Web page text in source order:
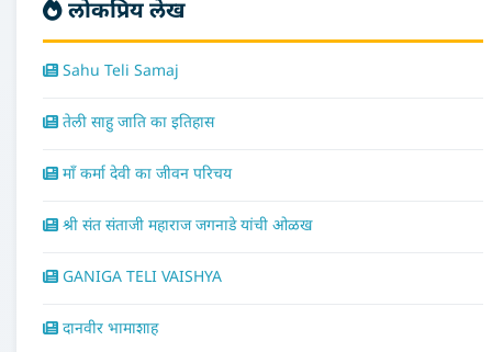
लोकप्रिय लेख
Sahu Teli Samaj
तेली साहु जाति का इतिहास
माँ कर्मा देवी का जीवन परिचय
श्री संत संताजी महाराज जगनाडे यांची ओळख
GANIGA TELI VAISHYA
दानवीर भामाशाह